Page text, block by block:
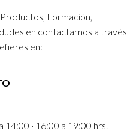
Formación,
en contactarnos a través
en:
· 16:00 a 19:00 hrs.